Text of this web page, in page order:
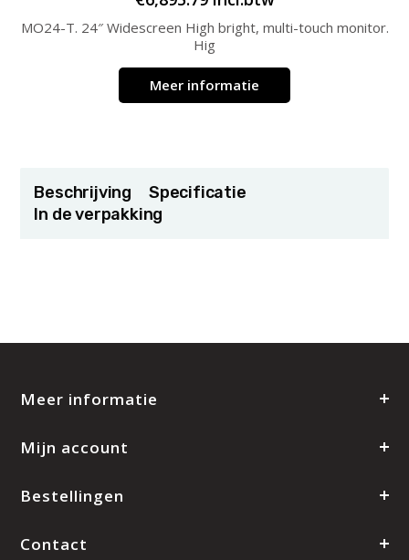
MO24-T. 24″ Widescreen High bright, multi-touch monitor.
Hig
Meer informatie
Beschrijving
Specificatie
In de verpakking
Meer informatie
Mijn account
Bestellingen
Contact